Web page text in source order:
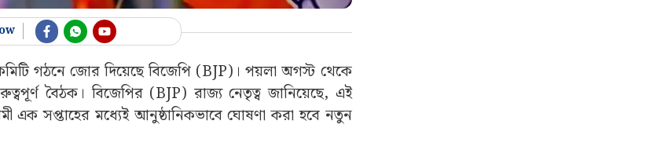
গঠনে জোর দিয়েছে বিজেপি (BJP)। পয়লা অগস্ট থেকে
বৈঠক। বিজেপির (BJP) রাজ্য নেতৃত্ব জানিয়েছে, এই
সপ্তাহের মধ্যেই আনুষ্ঠানিকভাবে ঘোষণা করা হবে নতুন